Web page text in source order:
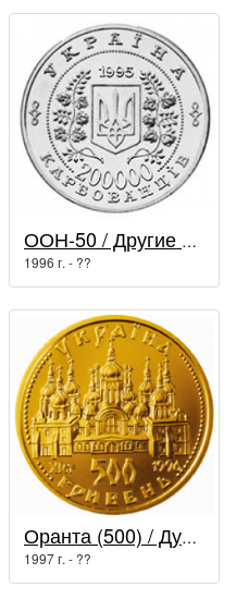
ООН-50 / Другие монеты
1996 г. - ??
Оранта (500) / Духовные сокровища Украины
1997 г. - ??